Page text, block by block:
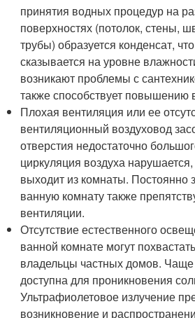
принятия водных процедур на
поверхностях (потолок, стены,
трубы) образуется конденсат,
сказывается на уровне
возникают проблемы с
также способствует повышению
Плохая вентиляция или ее
вентиляционный воздуховод
отверстия недостаточно
циркуляция воздуха
выходит из комнаты. Постоянно
ванную комнату также
вентиляции.
Отсутствие естественного
ванной комнате могут
владельцы частных домов. Чаще
доступна для проникновения
Ультрафиолетовое излучение
возникновение и